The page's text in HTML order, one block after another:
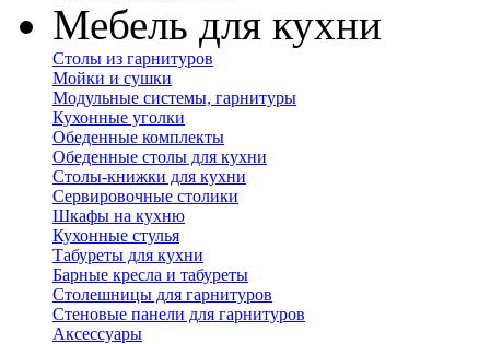
Мебель для кухни
Столы из гарнитуров
Мойки и сушки
Модульные системы, гарнитуры
Кухонные уголки
Обеденные комплекты
Обеденные столы для кухни
Столы-книжки для кухни
Сервировочные столики
Шкафы на кухню
Кухонные стулья
Табуреты для кухни
Барные кресла и табуреты
Столешницы для гарнитуров
Стеновые панели для гарнитуров
Аксессуары